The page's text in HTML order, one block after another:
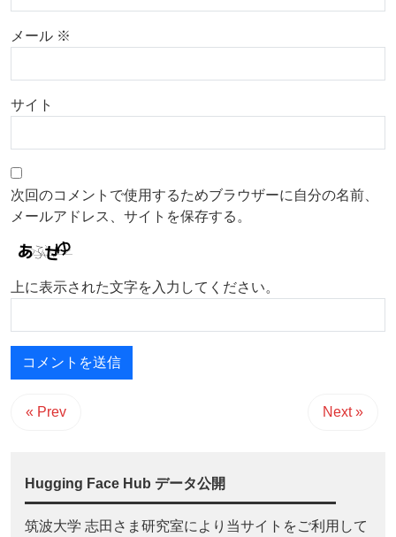
メール ※
サイト
次回のコメントで使用するためブラウザーに自分の名前、
メールアドレス、サイトを保存する。
上に表示された文字を入力してください。
« Prev Next »
Hugging Face Hub データ公開
筑波大学 志田さま研究室により当サイトをご利用して